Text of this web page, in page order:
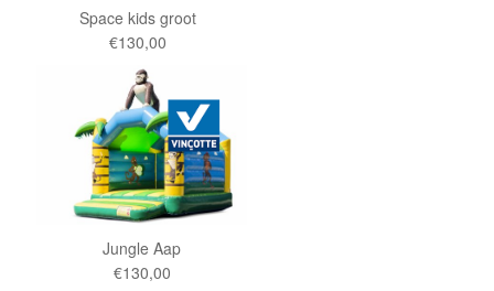
Space kids groot
€130,00
Jungle Aap
€130,00